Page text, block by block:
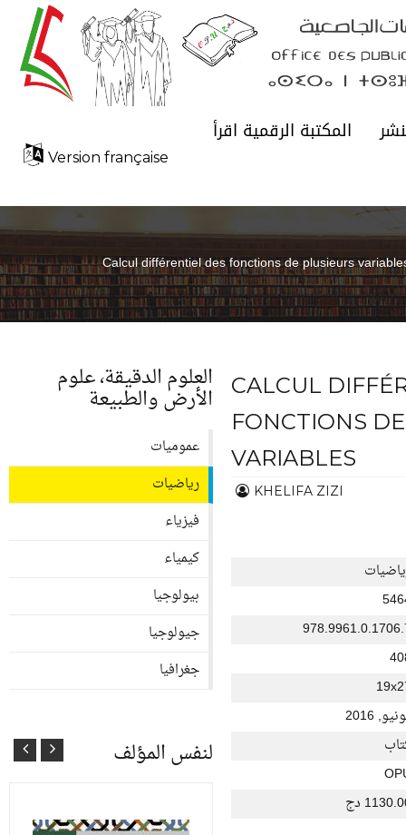
المكتبة الرقمية اقرأ
Version française
Calcul différentiel des fonctions de plusieurs
CALCUL
FONCTIONS
VARIABLES
KHELIFA ZIZI
2016
دج
العلوم الدقيقة، علوم
الأرض والطبيعة
عموميات
رياضيات
فيزياء
كيمياء
بيولوجيا
جيولوجيا
جغرافيا
لنفس المؤلف